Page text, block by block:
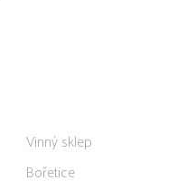
Vinný sklep
Bořetice